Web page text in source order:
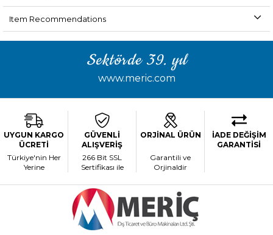
Item Recommendations
Sektörde 39. yıl
www.meric.com
UYGUN KARGO
ÜCRETİ
Türkiye'nin Her
Yerine
GÜVENLİ
ALIŞVERİŞ
266 Bit SSL
Sertifikası ile
ORJİNAL ÜRÜN
Garantili ve
Orjinaldir
İADE DEĞİŞİM
GARANTİSİ